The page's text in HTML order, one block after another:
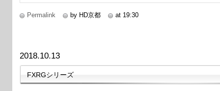
Permalink by HD京都 at 19:30
2018.10.13
FXRGシリーズ